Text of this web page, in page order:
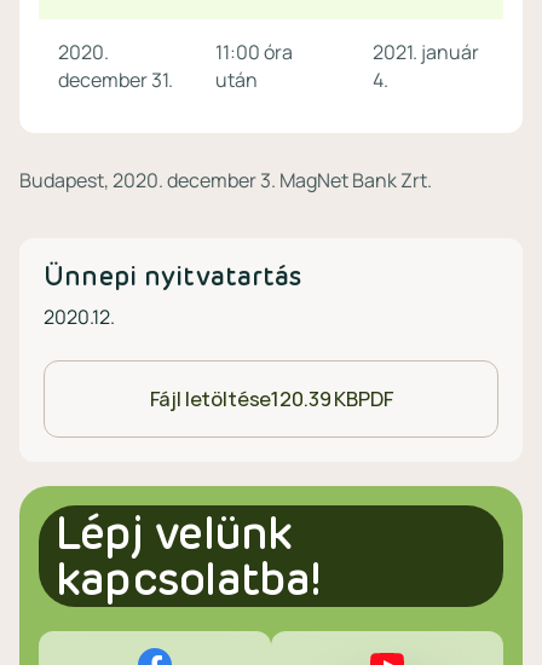
2020.
december 31.
11:00 óra
után
2021. január
4.
Budapest, 2020. december 3. MagNet Bank Zrt.
Ünnepi nyitvatartás
2020.12.
Fájl letöltése120.39 KBPDF
Lépj velünk
kapcsolatba!